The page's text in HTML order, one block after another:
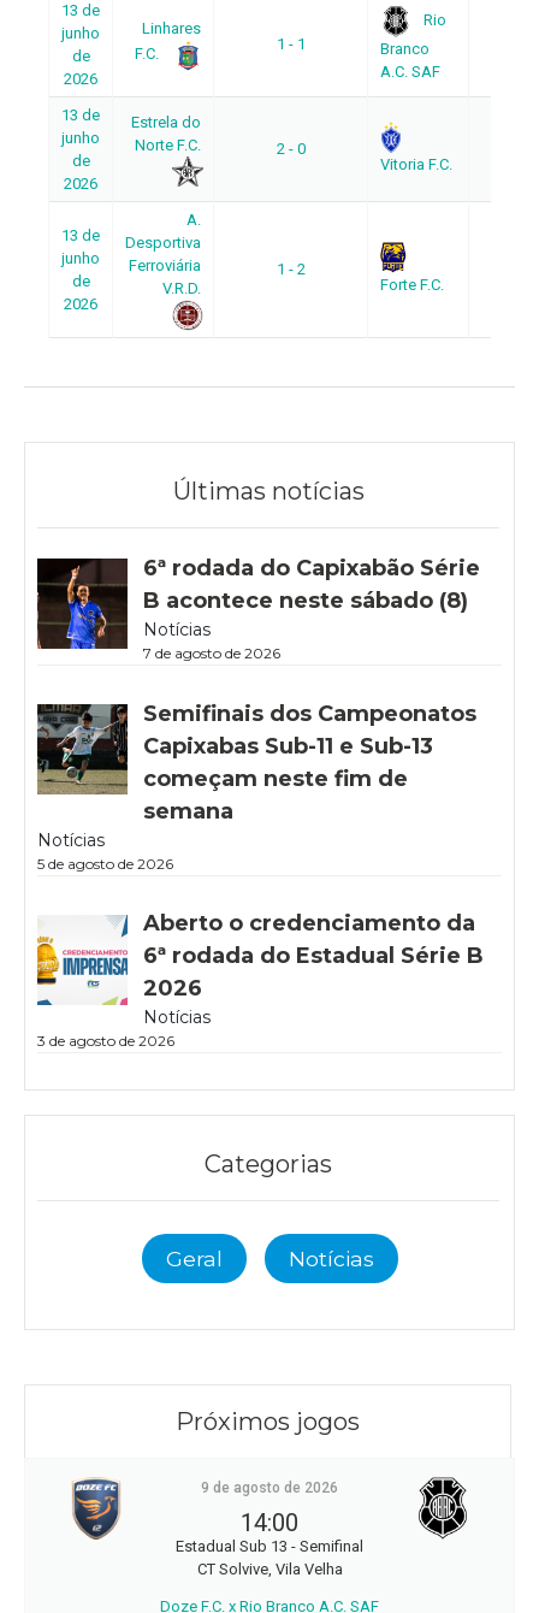
13 de
junho
de
2026
Linhares
F.C.
1 - 1
Rio
Branco
A.C. SAF
13 de
junho
de
2026
Estrela do
Norte F.C.
2 - 0
Vitoria F.C.
13 de
junho
de
2026
A.
Desportiva
Ferroviária
V.R.D.
1 - 2
Forte F.C.
Últimas notícias
6ª rodada do Capixabão Série
B acontece neste sábado (8)
Notícias
7 de agosto de 2026
Semifinais dos Campeonatos
Capixabas Sub-11 e Sub-13
começam neste fim de
semana
Notícias
5 de agosto de 2026
Aberto o credenciamento da
6ª rodada do Estadual Série B
2026
Notícias
3 de agosto de 2026
Categorias
Geral Notícias
Próximos jogos
9 de agosto de 2026
14:00
Estadual Sub 13 - Semifinal
CT Solvive, Vila Velha
Doze F.C. x Rio Branco A.C. SAF